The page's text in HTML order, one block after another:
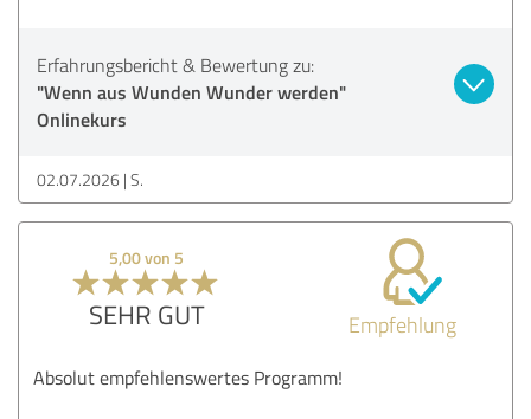
Erfahrungsbericht & Bewertung zu:
"Wenn aus Wunden Wunder werden"
Onlinekurs
02.07.2026 S.
5,00 von 5
SEHR GUT Empfehlung
Absolut empfehlenswertes Programm!